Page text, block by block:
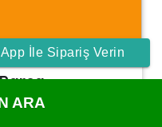
Hybrid Far Yedek Parça
İle Sipariş Verin
ARA